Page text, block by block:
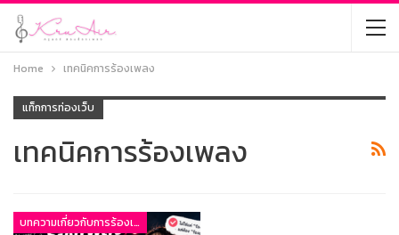
Home เทคนิคการร้องเพลง
แท็กการท่องเว็บ
เทคนิคการร้องเพลง
บทความเกี่ยวกับการร้องเพลง